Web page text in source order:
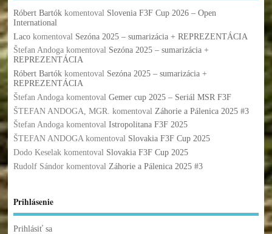
Róbert Bartókkomentoval Slovenia F3F Cup 2026 – Open
International
Lacokomentoval Sezóna 2025 – sumarizácia + REPREZENTÁCIA
Štefan Andogakomentoval Sezóna 2025 – sumarizácia +
REPREZENTÁCIA
Róbert Bartókkomentoval Sezóna 2025 – sumarizácia +
REPREZENTÁCIA
Štefan Andogakomentoval Gemer cup 2025 – Seriál MSR F3F
ŠTEFAN ANDOGA, MGR. komentoval Záhorie a Pálenica 2025 #3
Štefan Andogakomentoval Istropolitana F3F 2025
ŠTEFAN ANDOGAkomentoval Slovakia F3F Cup 2025
Dodo Keselakkomentoval Slovakia F3F Cup 2025
Rudolf Sándorkomentoval Záhorie a Pálenica 2025 #3
Prihlásenie
Prihlásiť sa